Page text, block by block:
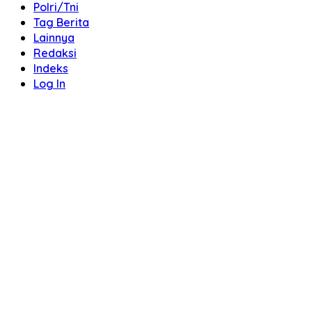
Polri/Tni
Tag Berita
Lainnya
Redaksi
Indeks
Log In